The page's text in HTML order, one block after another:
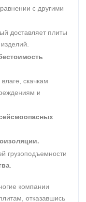
с другими
доставляет плиты
скачкам
и
грузоподъемности
компании
отказавшись